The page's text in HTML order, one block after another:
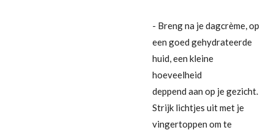
- Breng na je dagcrème, op
een goed gehydrateerde
huid, een kleine
hoeveelheid
deppend aan op je gezicht.
Strijk lichtjes uit met je
vingertoppen om te